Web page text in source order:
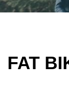
FAT